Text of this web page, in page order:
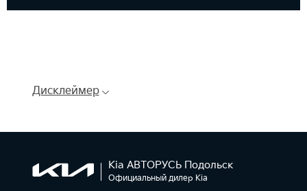
Дисклеймер
Kia АВТОРУСЬ Подольск
Официальный дилер Kia